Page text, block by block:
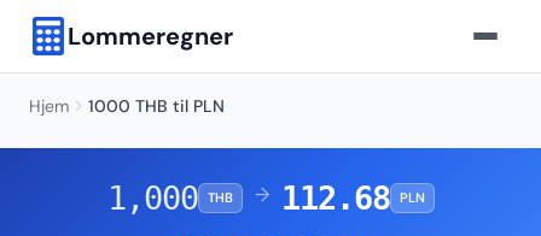
Lommeregner
Hjem 1000 THB til PLN
1,000 THB → 112.68 PLN